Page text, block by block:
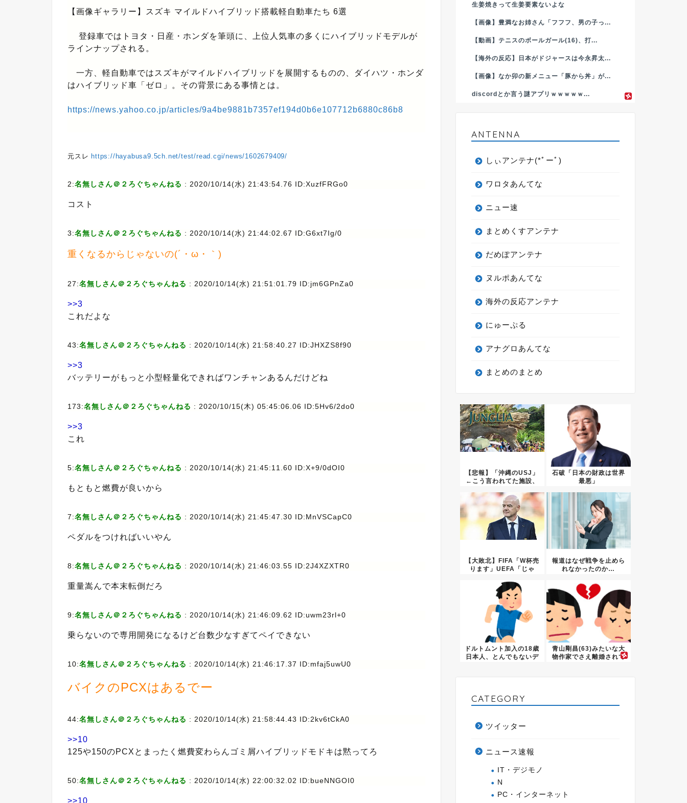
【画像ギャラリー】スズキ マイルドハイブリッド搭載軽自動車たち 6選
登録車ではトヨタ・日産・ホンダを筆頭に、上位人気車の多くにハイブリッドモデルが
ラインナップされる。
一方、軽自動車ではスズキがマイルドハイブリッドを展開するものの、ダイハツ・ホンダ
はハイブリッド車「ゼロ」。その背景にある事情とは。
https://news.yahoo.co.jp/articles/9a4be9881b7357ef194d0b6e107712b6880c86b8
元スレ https://hayabusa9.5ch.net/test/read.cgi/news/1602679409/
2:名無しさん＠２ろぐちゃんねる : 2020/10/14(水) 21:43:54.76 ID:XuzfFRGo0
コスト
3:名無しさん＠２ろぐちゃんねる : 2020/10/14(水) 21:44:02.67 ID:G6xt7Ig/0
重くなるからじゃないの(´・ω・｀)
27:名無しさん＠２ろぐちゃんねる : 2020/10/14(水) 21:51:01.79 ID:jm6GPnZa0
>>3
これだよな
43:名無しさん＠２ろぐちゃんねる : 2020/10/14(水) 21:58:40.27 ID:JHXZS8f90
>>3
バッテリーがもっと小型軽量化できればワンチャンあるんだけどね
173:名無しさん＠２ろぐちゃんねる : 2020/10/15(木) 05:45:06.06 ID:5Hv6/2do0
>>3
これ
5:名無しさん＠２ろぐちゃんねる : 2020/10/14(水) 21:45:11.60 ID:X+9/0dOI0
もともと燃費が良いから
7:名無しさん＠２ろぐちゃんねる : 2020/10/14(水) 21:45:47.30 ID:MnVSCapC0
ペダルをつければいいやん
8:名無しさん＠２ろぐちゃんねる : 2020/10/14(水) 21:46:03.55 ID:2J4XZXTR0
重量嵩んで本末転倒だろ
9:名無しさん＠２ろぐちゃんねる : 2020/10/14(水) 21:46:09.62 ID:uwm23rl+0
乗らないので専用開発になるけど台数少なすぎてペイできない
10:名無しさん＠２ろぐちゃんねる : 2020/10/14(水) 21:46:17.37 ID:mfaj5uwU0
バイクのPCXはあるでー
44:名無しさん＠２ろぐちゃんねる : 2020/10/14(水) 21:58:44.43 ID:2kv6tCkA0
>>10
125や150のPCXとまったく燃費変わらんゴミ屑ハイブリッドモドキは黙ってろ
50:名無しさん＠２ろぐちゃんねる : 2020/10/14(水) 22:00:32.02 ID:bueNNGOI0
>>10
生姜焼きって生姜要素ないよな
【画像】豊満なお姉さん「フフフ、男の子っ...
【動画】テニスのボールガール(16)、打...
【海外の反応】日本がドジャースは今永昇太...
【画像】なか卯の新メニュー「豚から丼」が...
discordとか言う謎アプリｗｗｗｗｗ...
ANTENNA
しぃアンテナ(*ﾟーﾟ)
ワロタあんてな
ニュー速
まとめくすアンテナ
だめぽアンテナ
ヌルポあんてな
海外の反応アンテナ
にゅーぷる
アナグロあんてな
まとめのまとめ
【悲報】「沖縄のUSJ」
←こう言われてた施設、
石破「日本の財政は世界
最悪」
【大敗北】FIFA「W杯売
ります」UEFA「じゃ
報道はなぜ戦争を止めら
れなかったのか…
ドルトムント加入の18歳
日本人、とんでもないデ
青山剛昌(63)みたいな大
物作家でさえ離婚されて
CATEGORY
ツイッター
ニュース速報
IT・デジモノ
N
PC・インターネット